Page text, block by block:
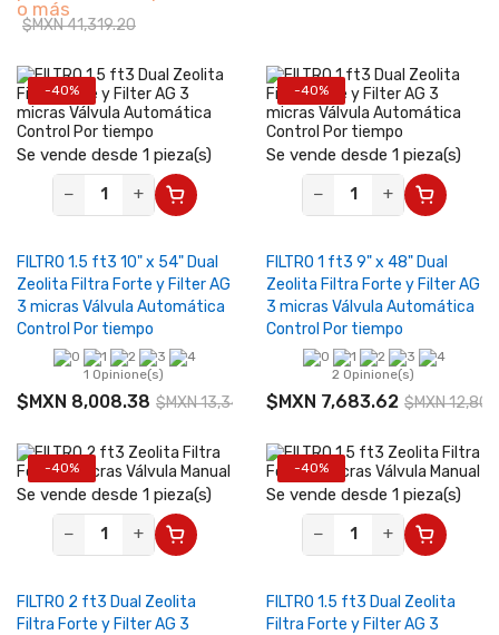
o más
$MXN 41,319.20
-40%
Se vende desde 1 pieza(s)
−
+
FILTRO 1.5 ft3 10" x 54" Dual
Zeolita Filtra Forte y Filter AG
3 micras Válvula Automática
Control Por tiempo
1 Opinione(s)
$MXN 8,008.38 $MXN 13,347.31
-40%
Se vende desde 1 pieza(s)
−
+
FILTRO 1 ft3 9" x 48" Dual
Zeolita Filtra Forte y Filter AG
3 micras Válvula Automática
Control Por tiempo
2 Opinione(s)
$MXN 7,683.62 $MXN
-40%
Se vende desde 1 pieza(s)
−
+
FILTRO 2 ft3 Dual Zeolita
Filtra Forte y Filter AG 3
-40%
Se vende desde 1 pieza(s)
−
+
FILTRO 1.5 ft3 Dual Zeolita
Filtra Forte y Filter AG 3